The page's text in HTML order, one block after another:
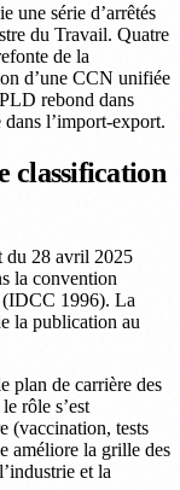
une série d’arrêtés
du Travail. Quatre
de la
d’une CCN unifiée
rebond dans
dans l’import-export.
classification
du 28 avril 2025
la convention
(IDCC 1996). La
la publication au
plan de carrière des
rôle s’est
(vaccination, tests
améliore la grille des
et la